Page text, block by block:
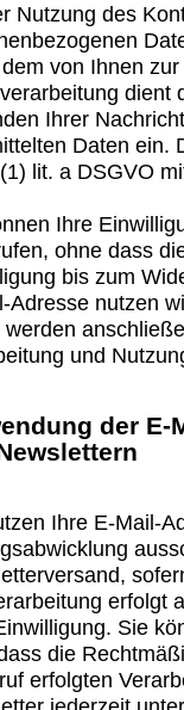
Nutzung des
von Ihnen
dient
Ihrer
Daten ein.
lit. a DSGVO
Ihre
ohne dass
bis zum
Adresse nutzen
werden
und
der
Ihre E-Mail-
erfolgt
Sie
die
erfolgten